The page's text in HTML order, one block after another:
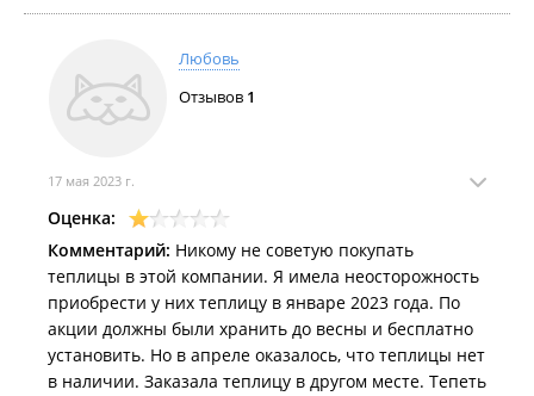
Любовь
Отзывов 1
17 мая 2023 г.
Оценка:
Комментарий: Никому не советую покупать
теплицы в этой компании. Я имела неосторожность
приобрести у них теплицу в январе 2023 года. По
акции должны были хранить до весны и бесплатно
установить. Но в апреле оказалось, что теплицы нет
в наличии. Заказала теплицу в другом месте. Тепеть